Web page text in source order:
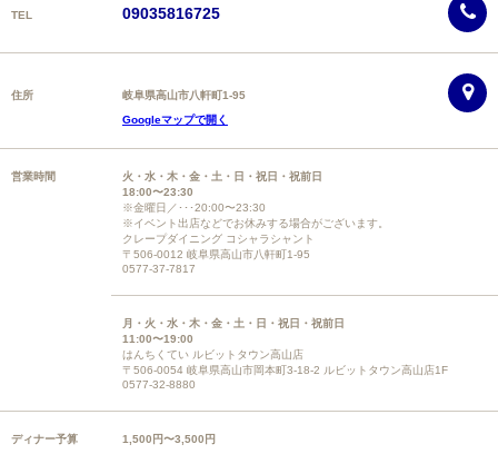
TEL 09035816725
住所
岐阜県高山市八軒町1-95
Googleマップで開く
営業時間
火・水・木・金・土・日・祝日・祝前日
18:00〜23:30
※金曜日／･･･20:00〜23:30
※イベント出店などでお休みする場合がございます。
クレープダイニング コシャラシャント
〒506-0012 岐阜県高山市八軒町1-95
0577-37-7817
月・火・水・木・金・土・日・祝日・祝前日
11:00〜19:00
はんちくてい ルビットタウン高山店
〒506-0054 岐阜県高山市岡本町3-18-2 ルビットタウン高山店1F
0577-32-8880
ディナー予算 1,500円〜3,500円